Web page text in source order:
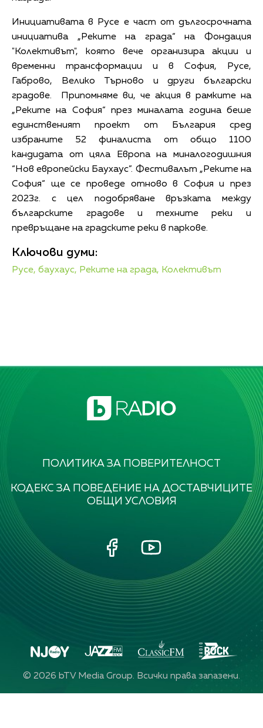
Инициативата в Русе е част от дългосрочната
инициатива „Реките на града“ на Фондация
"Колективът", която вече организира акции и
временни трансформации и в София, Русе,
Габрово, Велико Търново и други български
градове. Припомняме ви, че акция в рамките на
„Реките на София“ през миналата година беше
единственият проект от България сред
избраните 52 финалиста от общо 1100
кандидата от цяла Европа на миналогодишния
“Нов европейски Баухаус”. Фестивалът „Реките на
София“ ще се проведе отново в София и през
2023г. с цел подобряване връзката между
българските градове и техните реки и
превръщане на градските реки в паркове.
Ключови думи:
Русе, баухаус, Реките на града, Колективът
ПОЛИТИКА ЗА ПОВЕРИТЕЛНОСТ
КОДЕКС ЗА ПОВЕДЕНИЕ НА ДОСТАВЧИЦИТЕ
ОБЩИ УСЛОВИЯ
© 2026 bTV Media Group. Всички права запазени.